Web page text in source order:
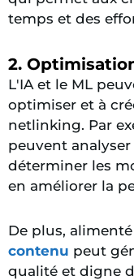
temps et des
2.
L'IA et le ML
optimiser et à
netlinking. Par
peuvent
déterminer les
en améliorer la
De plus,
contenu peut
qualité et digne